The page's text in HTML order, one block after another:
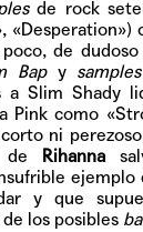
de rock
de
Bapysamples
a Slim Shady
Pink como
ni
de
Rihanna
ejemplo
y que
los posibles